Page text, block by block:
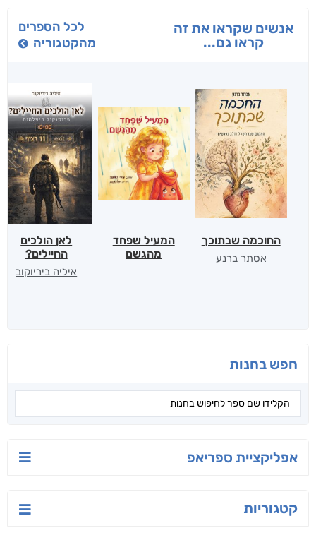
חפש בחנות
אפליקציית ספריאפ
קטגוריות
אנשים שקראו את זה
קראו גם...
לכל הספרים
מהקטגוריה
החוכמה שבתוכך
אסתר ברנע
המעיל שפחד
מהגשם
לאן הולכים
החיילים?
איליה ביריוקוב